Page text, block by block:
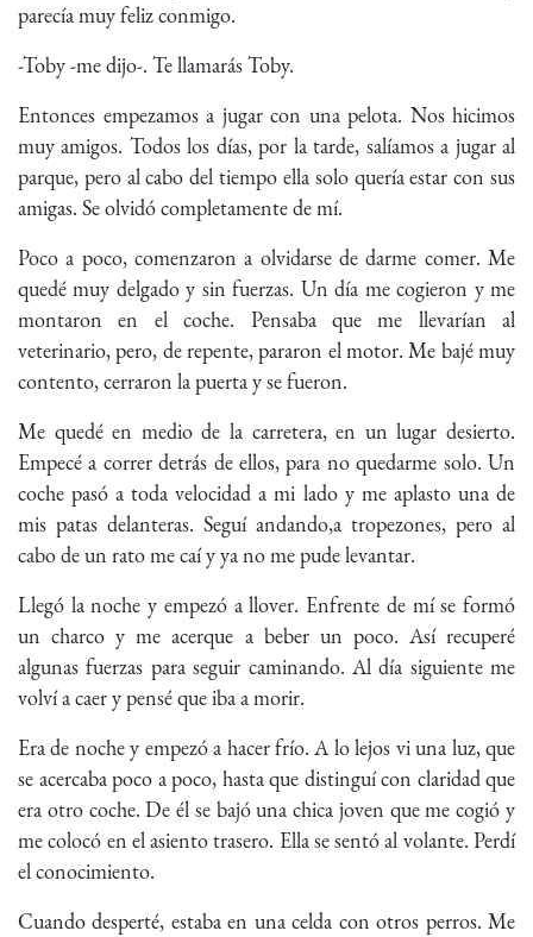
parecía muy feliz conmigo.
-Toby -me dijo-. Te llamarás Toby.
Entonces empezamos a jugar con una pelota. Nos hicimos
muy amigos. Todos los días, por la tarde, salíamos a jugar al
parque, pero al cabo del tiempo ella solo quería estar con sus
amigas. Se olvidó completamente de mí.
Poco a poco, comenzaron a olvidarse de darme comer. Me
quedé muy delgado y sin fuerzas. Un día me cogieron y me
montaron en el coche. Pensaba que me llevarían al
veterinario, pero, de repente, pararon el motor. Me bajé muy
contento, cerraron la puerta y se fueron.
Me quedé en medio de la carretera, en un lugar desierto.
Empecé a correr detrás de ellos, para no quedarme solo. Un
coche pasó a toda velocidad a mi lado y me aplasto una de
mis patas delanteras. Seguí andando,a tropezones, pero al
cabo de un rato me caí y ya no me pude levantar.
Llegó la noche y empezó a llover. Enfrente de mí se formó
un charco y me acerque a beber un poco. Así recuperé
algunas fuerzas para seguir caminando. Al día siguiente me
volví a caer y pensé que iba a morir.
Era de noche y empezó a hacer frío. A lo lejos vi una luz, que
se acercaba poco a poco, hasta que distinguí con claridad que
era otro coche. De él se bajó una chica joven que me cogió y
me colocó en el asiento trasero. Ella se sentó al volante. Perdí
el conocimiento.
Cuando desperté, estaba en una celda con otros perros. Me